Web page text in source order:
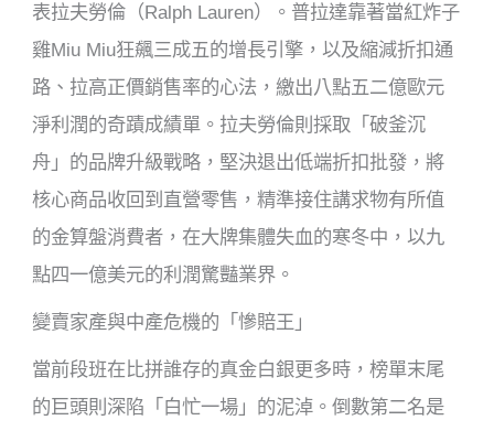
表拉夫勞倫（Ralph Lauren）。普拉達靠著當紅炸子
雞Miu Miu狂飆三成五的增長引擎，以及縮減折扣通
路、拉高正價銷售率的心法，繳出八點五二億歐元
淨利潤的奇蹟成績單。拉夫勞倫則採取「破釜沉
舟」的品牌升級戰略，堅決退出低端折扣批發，將
核心商品收回到直營零售，精準接住講求物有所值
的金算盤消費者，在大牌集體失血的寒冬中，以九
點四一億美元的利潤驚豔業界。
變賣家產與中產危機的「慘賠王」
當前段班在比拼誰存的真金白銀更多時，榜單末尾
的巨頭則深陷「白忙一場」的泥淖。倒數第二名是